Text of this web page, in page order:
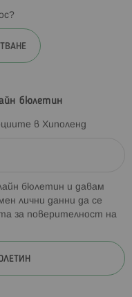
бюлетин
в Хиполенд
бюлетин и давам
лични данни да се
за поверителност на